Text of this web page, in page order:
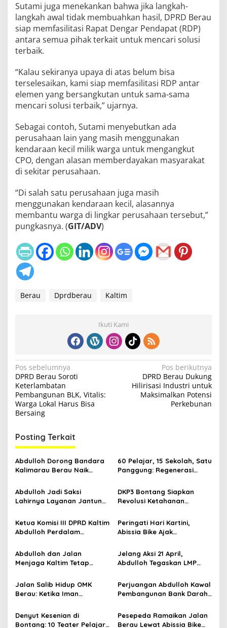
Sutami juga menekankan bahwa jika langkah-
langkah awal tidak membuahkan hasil, DPRD Berau
siap memfasilitasi Rapat Dengar Pendapat (RDP)
antara semua pihak terkait untuk mencari solusi
terbaik.
“Kalau sekiranya upaya di atas belum bisa
terselesaikan, kami siap memfasilitasi RDP antar
elemen yang bersangkutan untuk sama-sama
mencari solusi terbaik,” ujarnya.
Sebagai contoh, Sutami menyebutkan ada
perusahaan lain yang masih menggunakan
kendaraan kecil milik warga untuk mengangkut
CPO, dengan alasan memberdayakan masyarakat
di sekitar perusahaan.
“Di salah satu perusahaan juga masih
menggunakan kendaraan kecil, alasannya
membantu warga di lingkar perusahaan tersebut,”
pungkasnya. (GIT/ADV)
Berau Dprdberau Kaltim
Ikuti Kami
N
a
v
i
a
s
i
o
Pos sebelumnya
DPRD Berau Soroti
Keterlambatan
Pembangunan BLK, Vitalis:
Warga Lokal Harus Bisa
Bersaing
Pos berikutnya
DPRD Berau Dukung
Hilirisasi Industri untuk
Maksimalkan Potensi
Perkebunan
Posting Terkait
Abdulloh Dorong Bandara
Kalimarau Berau Naik
Internasional Kaltim
60 Pelajar, 15 Sekolah, Satu
Panggung: Regenerasi
Jalannya
Abdulloh Jadi Saksi
Lahirnya Layanan Jantung
Jawaban Kebutuhan
Rakyat
DKP3 Bontang Siapkan
Revolusi Ketahanan
Smartani Jadi Senjata
Ketua Komisi III DPRD Kaltim
Abdulloh Perdalam
Bangku Doktoral
Peringati Hari Kartini,
Abissia Bike Ajak
Sambil Berkebaya
Abdulloh dan Jalan
Menjaga Kaltim Tetap
Gelombang Aksi 21 April
Jelang Aksi 21 April,
Abdulloh Tegaskan LMP
Kondusifitas Bersama TNI-
Polri
Jalan Salib Hidup OMK
Berau: Ketika Iman
Panggung
Perjuangan Abdulloh Kawal
Pembangunan Bank Darah
Kesehatan Warga Utama
Denyut Kesenian di
Bontang: 10 Teater Pelajar
Pesepeda Ramaikan Jalan
Berau Lewat Abissia Bike